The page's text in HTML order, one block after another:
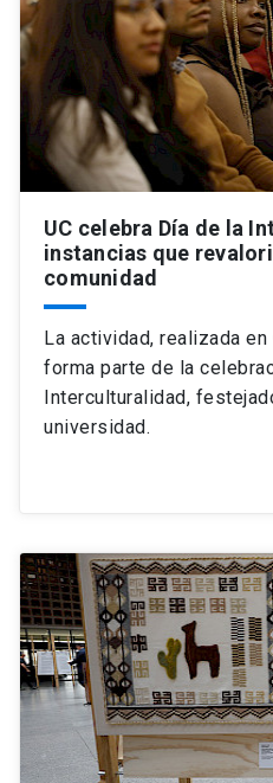
UC celebra Día de la
instancias que
comunidad
La actividad, realizada en
forma parte de la
Interculturalidad,
universidad.